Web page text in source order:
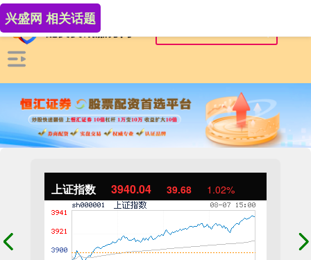
上证指数 3940.04 39.68 1.02%
兴盛网 相关话题